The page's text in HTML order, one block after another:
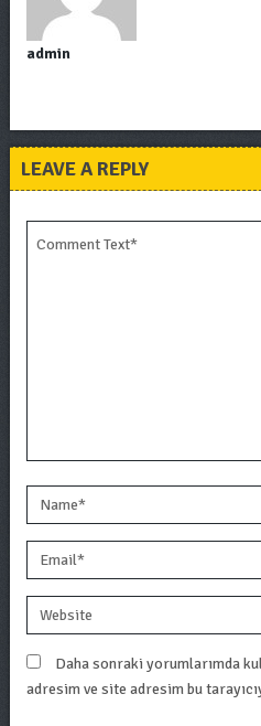
admin
LEAVE A REPLY
Daha sonraki yorumlarımda
adresim ve site adresim bu